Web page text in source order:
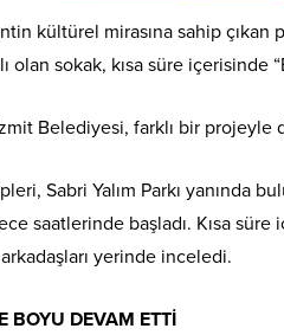
kültürel mirasına sahip çıkan
olan sokak, kısa süre içerisinde
Belediyesi, farklı bir projeyle
Sabri Yalım Parkı yanında
saatlerinde başladı. Kısa
yerinde inceledi.
BOYU DEVAM ETTİ